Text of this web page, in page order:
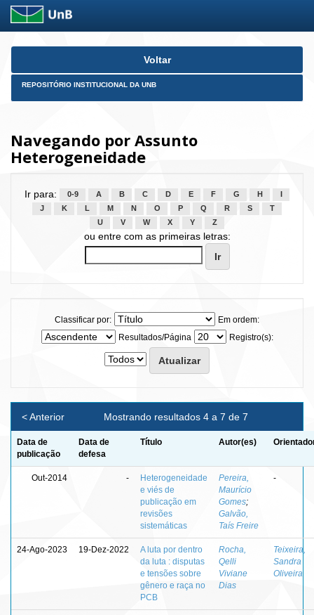
Skip
Voltar
REPOSITÓRIO INSTITUCIONAL DA UNB
Navegando por Assunto
Heterogeneidade
Ir para: 0-9 A B C D E F G H
J
K L M N O P Q R S
T
U
V W X Y Z
ou entre com as primeiras letras:
Classificar por:
Em ordem:
Resultados/Página
Registro(s):
Mostrando resultados 4 a 7 de 7
< Anterior
Data de
publicação
Data de
defesa
Título Autor(es)
Out-2014 -
Heterogeneidade
e viés de
publicação em
revisões
sistemáticas
Pereira,
Maurício
Gomes;
Galvão,
Taís Freire
-
24-Ago-2023 19-Dez-2022
A luta por dentro
da luta : disputas
e tensões sobre
gênero e raça no
PCB
Rocha,
Qelli
Viviane
Dias
Teixeira,
Sandra
Oliveira